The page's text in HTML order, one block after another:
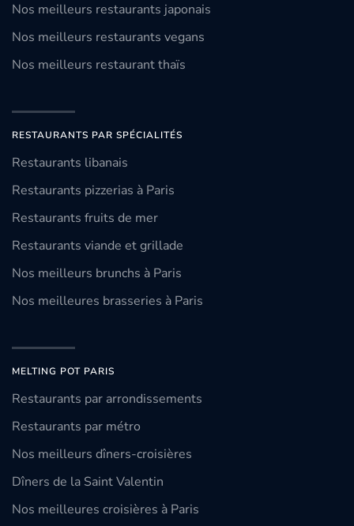
Nos meilleurs restaurants japonais
Nos meilleurs restaurants vegans
Nos meilleurs restaurant thaïs
RESTAURANTS PAR SPÉCIALITÉS
Restaurants libanais
Restaurants pizzerias à Paris
Restaurants fruits de mer
Restaurants viande et grillade
Nos meilleurs brunchs à Paris
Nos meilleures brasseries à Paris
MELTING POT PARIS
Restaurants par arrondissements
Restaurants par métro
Nos meilleurs dîners-croisières
Dîners de la Saint Valentin
Nos meilleures croisières à Paris